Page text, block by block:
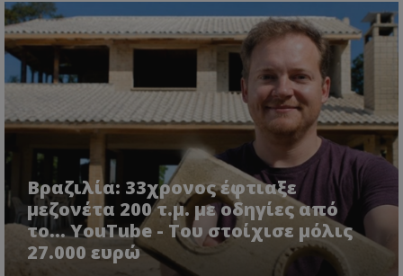
Βραζιλία: 33χρονος έφτιαξε
μεζονέτα 200 τ.μ. με οδηγίες από
το... YouTube - Του στοίχισε μόλις
27.000 ευρώ